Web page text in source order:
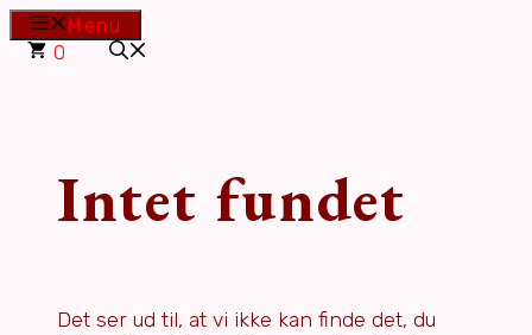
Hop
Menu
0
Intet fundet
Det ser ud til, at vi ikke kan finde det, du